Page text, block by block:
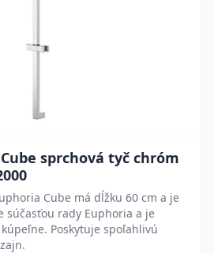
sprchová tyč chróm
Cube má dĺžku 60 cm a je
súčasťou rady Euphoria a je
Poskytuje spoľahlivú